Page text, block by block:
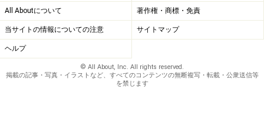
All Aboutについて 著作権・商標・免責
当サイトの情報についての注意 サイトマップ
ヘルプ
© All About, Inc. All rights reserved.
掲載の記事・写真・イラストなど、すべてのコンテンツの無断複写・転載・公衆送信等
を禁じます